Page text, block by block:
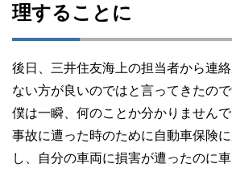
理することに
後日、三井住友海上の担当者から連
ない方が良いのではと言ってきたので
僕は一瞬、何のことか分かりませんで
事故に遭った時のために自動車保険
し、自分の車両に損害が遭ったのに